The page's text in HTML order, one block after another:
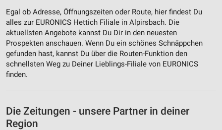
Egal ob Adresse, Öffnungszeiten oder Route, hier findest Du
alles zur EURONICS Hettich Filiale in Alpirsbach. Die
aktuellsten Angebote kannst Du Dir in den neuesten
Prospekten anschauen. Wenn Du ein schönes Schnäppchen
gefunden hast, kannst Du über die Routen-Funktion den
schnellsten Weg zu Deiner Lieblings-Filiale von EURONICS
finden.
Die Zeitungen - unsere Partner in deiner
Region